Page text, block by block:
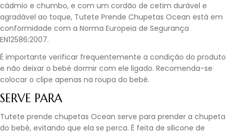
cádmio e chumbo, e com um cordão de cetim durável e
agradável ao toque, Tutete Prende Chupetas Ocean está em
conformidade com a Norma Europeia de Segurança
EN12586:2007.
É importante verificar frequentemente a condição do produto
e não deixar o bebé dormir com ele ligado. Recomenda-se
colocar o clipe apenas na roupa do bebé.
SERVE PARA
Tutete prende chupetas Ocean serve para prender a chupeta
do bebé, evitando que ela se perca. É feita de silicone de